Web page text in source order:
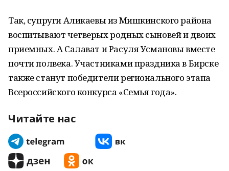
Так, супруги Аликаевы из Мишкинского района
воспитывают четверых родных сыновей и двоих
приемных. А Салават и Расуля Усмановы вместе
почти полвека. Участниками праздника в Бирске
также станут победители регионального этапа
Всероссийского конкурса «Семья года».
Читайте нас